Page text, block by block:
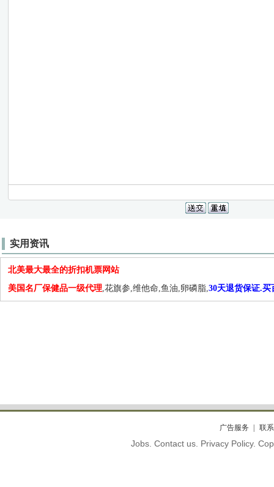
实用资讯
北美最大最全的折扣机票网站
美国名厂保健品一级代理,花旗参,维他命,鱼油,卵磷脂,30天退货保证.买
广告服务 联
Jobs. Contact us. Privacy Policy.